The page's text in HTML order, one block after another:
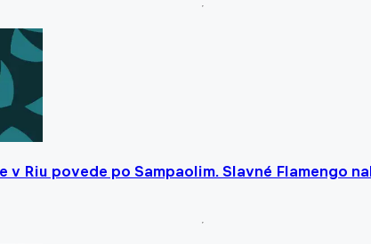
v Riu povede po Sampaolim. Slavné Flamengo